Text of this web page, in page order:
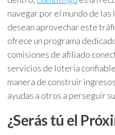
navegar por el mundo de las
desean aprovechar este
ofrece un programa
comisiones de afiliado
servicios de lotería
manera de construir
ayudas a otros a perseguir
¿Serás tú el